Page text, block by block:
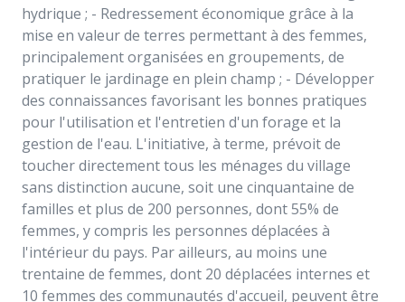
hydrique ; - Redressement économique grâce à la
mise en valeur de terres permettant à des femmes,
principalement organisées en groupements, de
pratiquer le jardinage en plein champ ; - Développer
des connaissances favorisant les bonnes pratiques
pour l'utilisation et l'entretien d'un forage et la
gestion de l'eau. L'initiative, à terme, prévoit de
toucher directement tous les ménages du village
sans distinction aucune, soit une cinquantaine de
familles et plus de 200 personnes, dont 55% de
femmes, y compris les personnes déplacées à
l'intérieur du pays. Par ailleurs, au moins une
trentaine de femmes, dont 20 déplacées internes et
10 femmes des communautés d'accueil, peuvent être